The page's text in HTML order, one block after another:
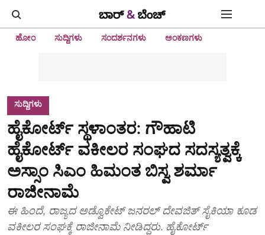
ಹೋಂ ಸುದ್ದಿಗಳು ಸಂದರ್ಶನಗಳು ಅಂಕಣಗಳು
ಸುದ್ದಿಗಳು
ಹೈಕೋರ್ಟ್ ಸ್ಥಳಾಂತರ: ಗೌಹಾಟಿ
ಹೈಕೋರ್ಟ್ ವಕೀಲರ ಸಂಘದ ಸದಸ್ಯತ್ವಕ್ಕೆ
ಅಸ್ಸಾಂ ಸಿಎಂ ಹಿಮಂತ ಬಿಸ್ವ ಶರ್ಮಾ
ರಾಜೀನಾಮೆ
ಈ ಹಿಂದೆ, ರಾಜ್ಯದ ಅಡ್ವೊಕೇಟ್ ಜನರಲ್ ದೇವಜಿತ್ ಸೈಕಿಯಾ ಕೂಡ
ವಕೀಲರ ಸಂಘಕ್ಕೆ ರಾಜೀನಾಮೆ ನೀಡಿದ್ದರು. ಹೈಕೋರ್ಟ್